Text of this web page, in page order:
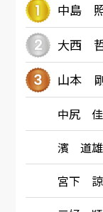
中島
大西
山本
中尻
濱 道
宮下